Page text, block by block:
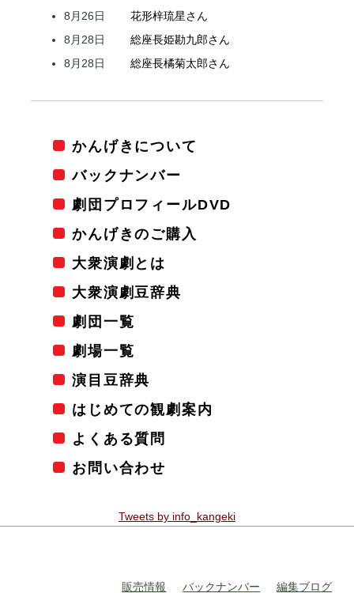
8月26日
花形梓琉星さん
8月28日
総座長姫勘九郎さん
8月28日
総座長橘菊太郎さん
かんげきについて
バックナンバー
劇団プロフィールDVD
かんげきのご購入
大衆演劇とは
大衆演劇豆辞典
劇団一覧
劇場一覧
演目豆辞典
はじめての観劇案内
よくある質問
お問い合わせ
Tweets by info_kangeki
販売情報 バックナンバー 編集ブログ